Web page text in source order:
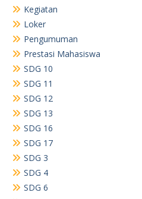
Kegiatan
Loker
Pengumuman
Prestasi Mahasiswa
SDG 10
SDG 11
SDG 12
SDG 13
SDG 16
SDG 17
SDG 3
SDG 4
SDG 6